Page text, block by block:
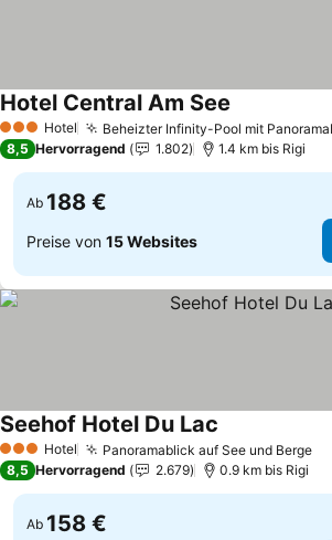
3 SterneHotel Beheizter Infinity-Pool mit
Hotel Central Am See
8,5 Hervorragend 1.802 1.4 km bis Rigi
Ab 188 €
Preise von 15 Websites
3 SterneHotel Panoramablick auf See und Berge
Seehof Hotel Du Lac
8,5 Hervorragend 2.679 0.9 km bis Rigi
Ab 158 €